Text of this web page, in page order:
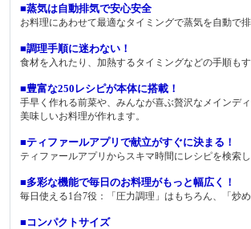
■蒸気は自動排気で安心安全
お料理にあわせて最適なタイミングで蒸気を自動で
■調理手順に迷わない！
食材を入れたり、加熱するタイミングなどの手順も
■豊富な250レシピが本体に搭載！
手早く作れる前菜や、みんなが喜ぶ贅沢なメインデ
美味しいお料理が作れます。
■ティファールアプリで献立がすぐに決まる！
ティファールアプリからスキマ時間にレシピを検索
■多彩な機能で毎日のお料理がもっと幅広く！
毎日使える1台7役：「圧力調理」はもちろん、「炒
■コンパクトサイズ